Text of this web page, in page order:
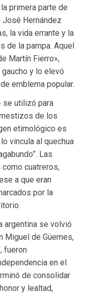
primera parte de
José Hernández
la vida errante y la
de la pampa. Aquel
Martín Fierro»,
y lo elevó
emblema popular.
se utilizó para
de los
etimológico es
vincula al quechua
Las
cuatreros,
a que eran
por la
argentina se volvió
Miguel de Güemes,
fueron
en el
de consolidar
y lealtad,